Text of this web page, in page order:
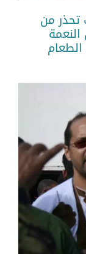
تحذر من
عن الطعام